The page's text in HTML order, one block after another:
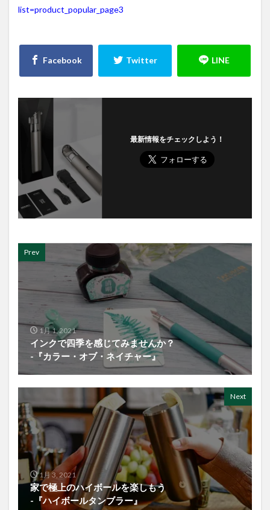
list=product_popular_page3
最新情報をチェックしよう！
Prev
1月 1, 2021
インクで四季を感じてみませんか？
-『カラー・オブ・ネイチャー』
Next
1月 3, 2021
家で極上のハイボールを楽しもう
-『ハイボールタンブラー』